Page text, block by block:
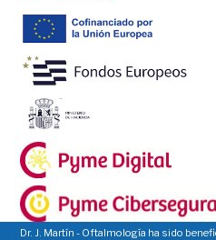
Dr. J. Martín - Oftalmología ha sido